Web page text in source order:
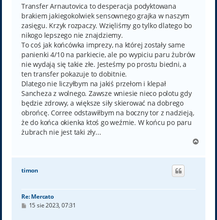
t
Transfer Arnautovica to desperacja podyktowana
brakiem jakiegokolwiek sensownego grajka w naszym
zasięgu. Krzyk rozpaczy. Wzięliśmy go tylko dlatego bo
nikogo lepszego nie znajdziemy.
To coś jak końcówka imprezy, na której zostały same
panienki 4/10 na parkiecie, ale po wypiciu paru żubrów
nie wydają się takie złe. Jesteśmy po prostu biedni, a
ten transfer pokazuje to dobitnie.
Dlatego nie liczyłbym na jakiś przełom i klepał
Sancheza z wolnego. Zawsze wniesie nieco polotu gdy
będzie zdrowy, a większe siły skierować na dobrego
obrońcę. Corree odstawiłbym na boczny tor z nadzieją,
że do końca okienka ktoś go weźmie. W końcu po paru
żubrach nie jest taki zły...
g
timon
Re: Mercato
P15 sie 2023, 07:31